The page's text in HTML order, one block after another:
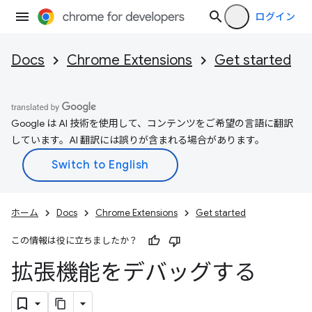
ログイン
Docs Chrome Extensions Get started
Google は AI 技術を使用して、コンテンツをご希望の言語に翻訳
しています。AI 翻訳には誤りが含まれる場合があります。
ホーム Docs Chrome Extensions Get started
この情報は役に立ちましたか？
拡張機能をデバッグする